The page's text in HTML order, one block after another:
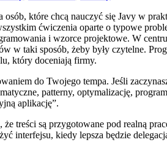
osób, które chcą nauczyć się Javy w
ćwiczenia oparte o typowe
i wzorce projektowe. W
w taki sposób, żeby były czytelne.
który doceniają firmy.
do Twojego tempa. Jeśli
patterny, optymalizację,
aplikację”.
treści są przygotowane pod realną
interfejsu, kiedy lepsza będzie